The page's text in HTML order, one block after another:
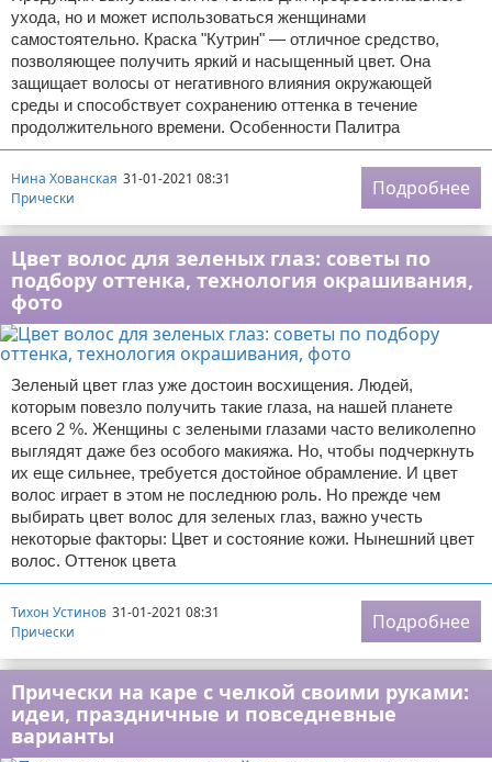
ухода, но и может использоваться женщинами
самостоятельно. Краска "Кутрин" — отличное средство,
позволяющее получить яркий и насыщенный цвет. Она
защищает волосы от негативного влияния окружающей
среды и способствует сохранению оттенка в течение
продолжительного времени. Особенности Палитра
Нина Хованская 31-01-2021 08:31
Прически
Подробнее
Цвет волос для зеленых глаз: советы по
подбору оттенка, технология окрашивания,
фото
Зеленый цвет глаз уже достоин восхищения. Людей,
которым повезло получить такие глаза, на нашей планете
всего 2 %. Женщины с зелеными глазами часто великолепно
выглядят даже без особого макияжа. Но, чтобы подчеркнуть
их еще сильнее, требуется достойное обрамление. И цвет
волос играет в этом не последнюю роль. Но прежде чем
выбирать цвет волос для зеленых глаз, важно учесть
некоторые факторы: Цвет и состояние кожи. Нынешний цвет
волос. Оттенок цвета
Тихон Устинов 31-01-2021 08:31
Прически
Подробнее
Прически на каре с челкой своими руками:
идеи, праздничные и повседневные
варианты